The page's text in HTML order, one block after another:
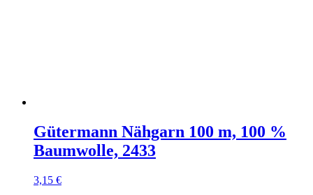
Gütermann Nähgarn 100 m, 100 %
Baumwolle, 2433
3,15 €